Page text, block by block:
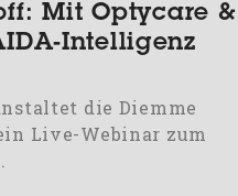
Mit Optycare &
Intelligenz
die Diemme
Live-Webinar zum